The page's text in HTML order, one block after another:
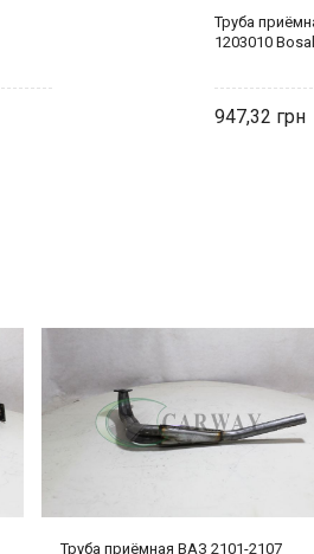
Труба
1203010 Bosal
947,32
Труба приёмная ВАЗ 2101-2107